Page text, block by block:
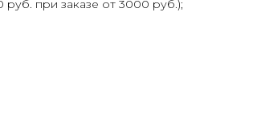
руб. при заказе от 3000 руб.);